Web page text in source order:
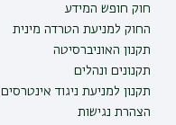
חוק חופש המידע
החוק למניעת הטרדה מינית
תקנון האוניברסיטה
תקנונים ונהלים
תקנון למניעת ניגוד אינטרסים
הצהרת נגישות